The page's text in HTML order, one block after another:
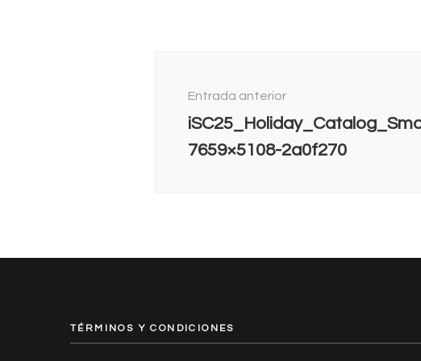
entradas
Entrada anterior
7659×5108-2a0f270
TÉRMINOS Y CONDICIONES